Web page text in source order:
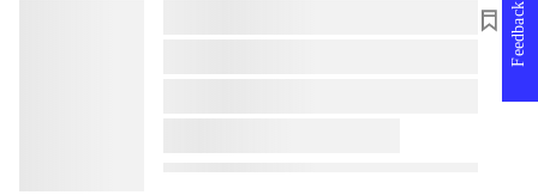
lorem ipsum dolor sit amet ...
lorem ipsum dolor sit amet ...
lorem ipsum dolor sit amet ...
Feedback